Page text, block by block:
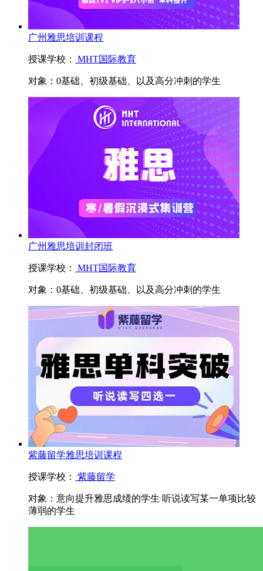
广州雅思培训课程
授课学校： MHT国际教育
对象： 0基础、初级基础、以及高分冲刺的学生
广州雅思培训封闭班
授课学校： MHT国际教育
对象： 0基础、初级基础、以及高分冲刺的学生
紫藤留学雅思培训课程
授课学校： 紫藤留学
对象： 意向提升雅思成绩的学生 听说读写某一单项比较
薄弱的学生